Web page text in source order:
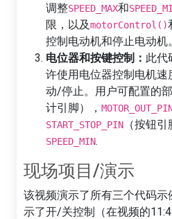
调整SPEED_MAX和
限，以及motorControl()
控制电动机和停止电动机。
电位器和按键控制： 此代
许使用电位器控制电机
动/停止。用户可配置的
计引脚），
START_STOP_PIN （按钮引
SPEED_MIN.
现场项目/演示
该视频演示了所有三个代码示
示了开/关控制（在视频的